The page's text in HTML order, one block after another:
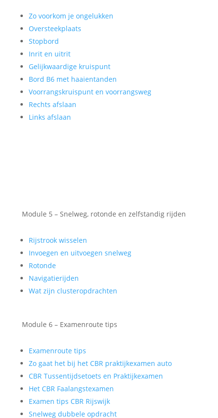
Zo voorkom je ongelukken
Oversteekplaats
Stopbord
Inrit en uitrit
Gelijkwaardige kruispunt
Bord B6 met haaientanden
Voorrangskruispunt en voorrangsweg
Rechts afslaan
Links afslaan
Module 5 – Snelweg, rotonde en zelfstandig rijden
Rijstrook wisselen
Invoegen en uitvoegen snelweg
Rotonde
Navigatierijden
Wat zijn clusteropdrachten
Module 6 – Examenroute tips
Examenroute tips
Zo gaat het bij het CBR praktijkexamen auto
CBR Tussentijdsetoets en Praktijkexamen
Het CBR Faalangstexamen
Examen tips CBR Rijswijk
Snelweg dubbele opdracht